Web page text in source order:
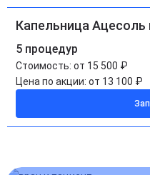
Капельница Ацесоль
5 процедур
Стоимость: от 15 500 ₽
Цена по акции: от 13 100 ₽